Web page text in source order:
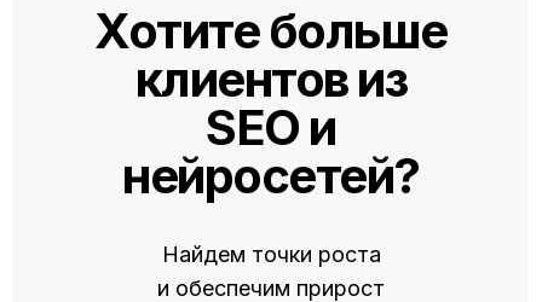
Найдем точки роста
и обеспечим прирост
Хотите больше
клиентов из
SEO и
нейросетей?